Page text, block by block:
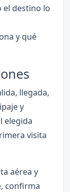
el destino lo
y qué
llegada,
y
elegida
visita
aérea y
confirma